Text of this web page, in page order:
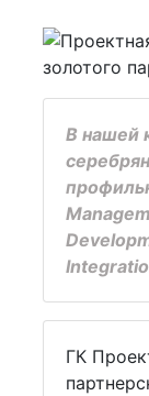
В нашей
ГК